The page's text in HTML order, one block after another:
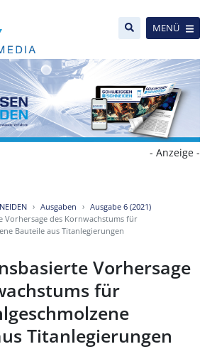
MENÜ
- Anzeige -
Ausgaben
Ausgabe 6 (2021)
Vorhersage des Kornwachstums für
Bauteile aus Titanlegierungen
Vorhersage
für
Titanlegierungen